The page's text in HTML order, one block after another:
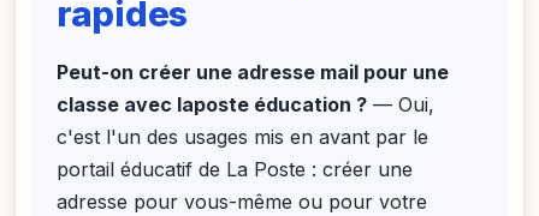
rapides
Peut-on créer une adresse mail pour une
classe avec laposte éducation ? — Oui,
c'est l'un des usages mis en avant par le
portail éducatif de La Poste : créer une
adresse pour vous-même ou pour votre